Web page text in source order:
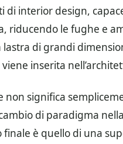
di interior design,
riducendo le fughe e
lastra di grandi
inserita
non significa
di paradigma
finale è quello di una